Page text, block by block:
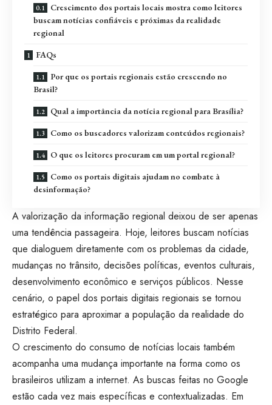
Crescimento dos portais locais mostra como leitores
buscam notícias confiáveis e próximas da realidade
regional
FAQs
Por que os portais regionais estão crescendo no
Brasil?
Qual a importância da notícia regional para Brasília?
Como os buscadores valorizam conteúdos regionais?
O que os leitores procuram em um portal regional?
Como os portais digitais ajudam no combate à
desinformação?
A valorização da informação regional deixou de ser apenas
uma tendência passageira. Hoje, leitores buscam notícias
que dialoguem diretamente com os problemas da cidade,
mudanças no trânsito, decisões políticas, eventos culturais,
desenvolvimento econômico e serviços públicos. Nesse
cenário, o papel dos portais digitais regionais se tornou
estratégico para aproximar a população da realidade do
Distrito Federal.
O crescimento do consumo de notícias locais também
acompanha uma mudança importante na forma como os
brasileiros utilizam a internet. As buscas feitas no Google
estão cada vez mais específicas e contextualizadas. Em